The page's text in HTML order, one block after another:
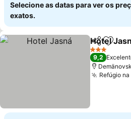
Selecione as datas para ver os
exatos.
Partilhar
Hotel
3 Estrelas
9,2
Refúgio